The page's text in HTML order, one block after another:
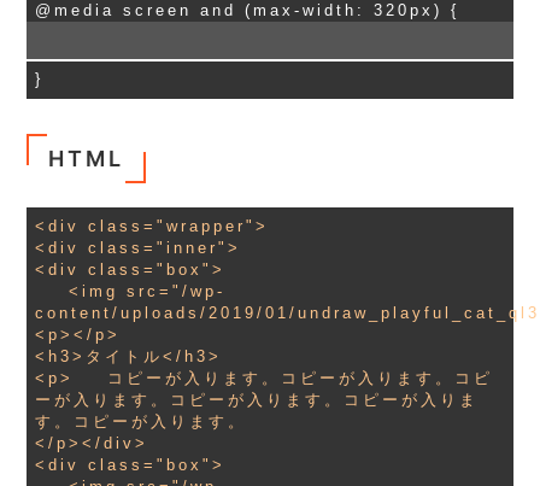
@media screen and (max-width: 320px) {
}
HTML
<div class="wrapper">
<div class="inner">
<div class="box">
content/uploads/2019/01/
<p></p>
<h3>タイトル</h3>
<p>    コピーが入ります。コピーが入ります。コピ
ーが入ります。コピーが入ります。コピーが入りま
す。コピーが入ります。
</p></div>
<div class="box">